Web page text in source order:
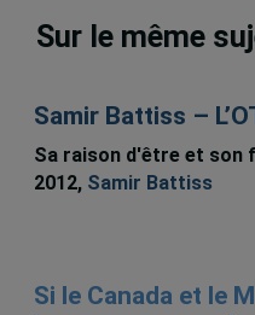
Sur le même
Samir Battiss –
Sa raison d'être et son
2012, Samir Battiss
Si le Canada et le